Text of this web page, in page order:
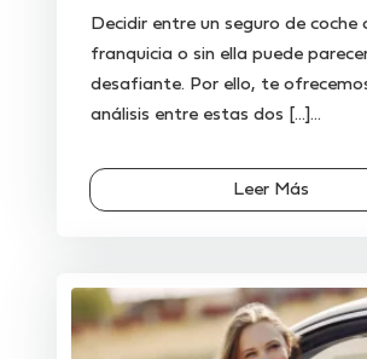
Decidir entre un seguro de coche
franquicia o sin ella puede
desafiante. Por ello, te
análisis entre estas dos [...]...
Leer Más